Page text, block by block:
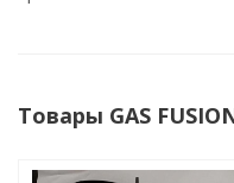
Товары GAS